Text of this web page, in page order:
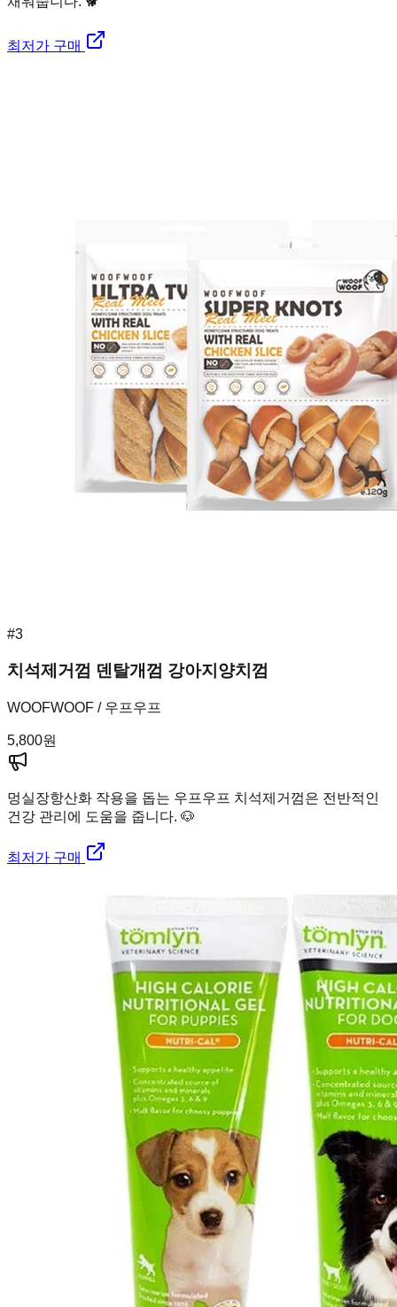
최저가 구매
#3
치석제거껌 덴탈개껌 강아지양치껌
WOOFWOOF / 우프우프
5,800원
멍실장항산화 작용을 돕는 우프우프 치석제거껌은 전반적인
건강 관리에 도움을 줍니다. 🐶
최저가 구매